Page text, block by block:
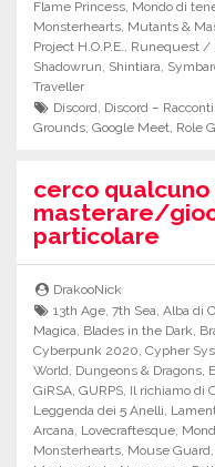
Flame Princess, Mondo di
Monsterhearts, Mutants &
Project H.O.P.E., Runequest /
Shadowrun, Shintiara,
Traveller
Discord, Discord –
Grounds, Google Meet, Role
cerco qualcuno
masterare/
particolare
DrakooNick
13th Age,7th Sea,Alba di
Magica, Blades in the Dark,
Cyberpunk 2020, Cypher
World, Dungeons & Dragons,
GiRSA, GURPS, Il richiamo di
Leggenda dei 5 Anelli,
Arcana, Lovecraftesque,
Monsterhearts, Mouse Guard,